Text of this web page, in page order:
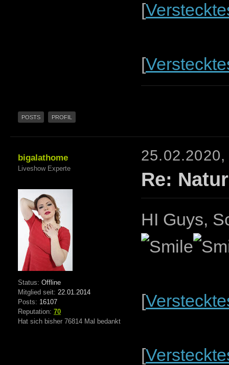
[
[
POSTS PROFIL
bigalathome
Liveshow Experte
Status: Offline
Mitglied seit: 22.01.2014
Posts: 16107
Reputation: 70
Hat sich bisher 76814 Mal bedankt
Re:
HI Guys,
[
[